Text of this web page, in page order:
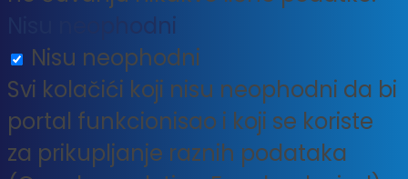
Nisu neophodni
Nisu neophodni
Svi kolačići koji nisu neophodni da bi
portal funkcionisao i koji se koriste
za prikupljanje raznih podataka